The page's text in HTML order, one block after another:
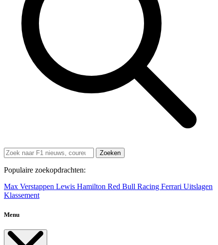
Zoeken
Populaire zoekopdrachten:
Max Verstappen Lewis Hamilton Red Bull Racing Ferrari Uitslagen
Klassement
Menu